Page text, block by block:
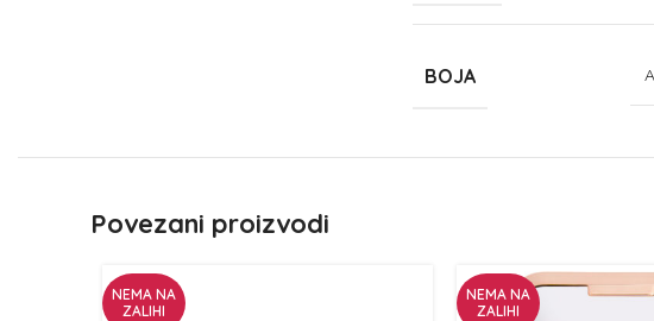
BOJA
Povezani proizvodi
NEMA NA
ZALIHI
NEMA NA
ZALIHI